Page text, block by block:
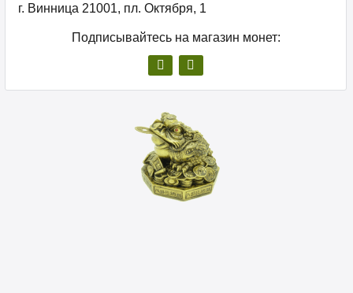
г. Винница 21001, пл. Октября, 1
Подписывайтесь на магазин монет: